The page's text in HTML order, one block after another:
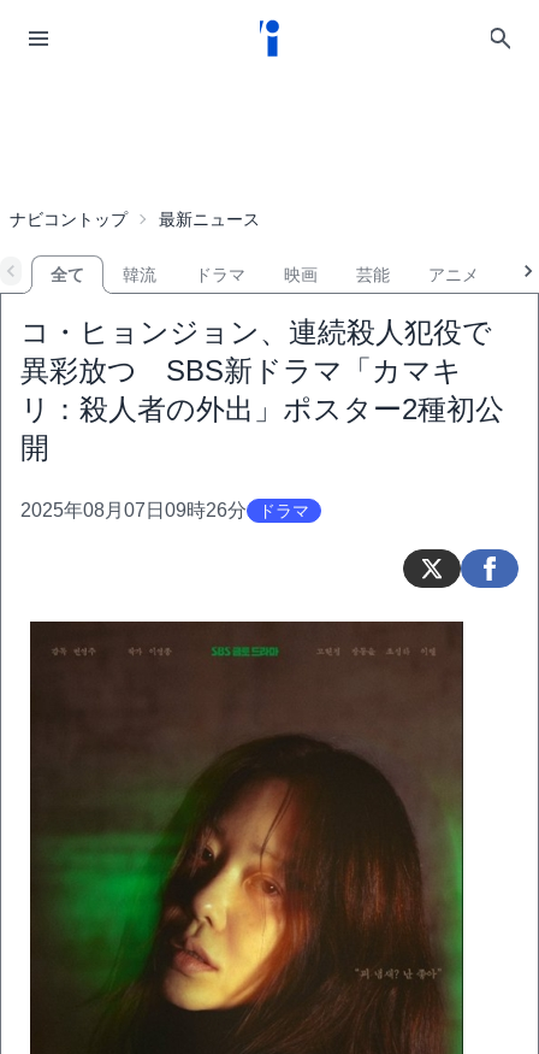
ナビコントップ 最新ニュース
全て 韓流 ドラマ 映画 芸能 アニメ
コ・ヒョンジョン、連続殺人犯役で
異彩放つ SBS新ドラマ「カマキ
リ：殺人者の外出」ポスター2種初公
開
2025年08月07日09時26分 ドラマ